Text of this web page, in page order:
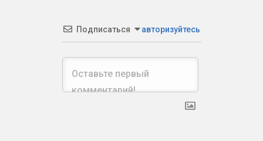
Подписаться авторизуйтесь